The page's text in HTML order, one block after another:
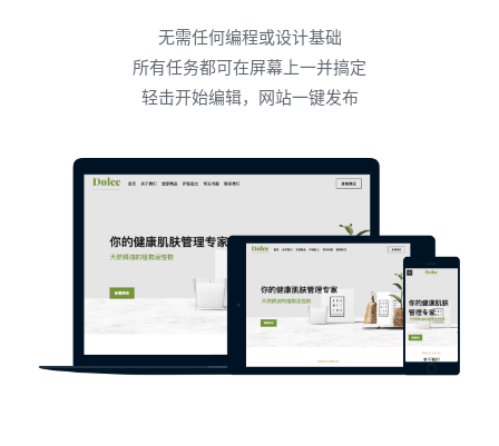
无需任何编程或设计基础
所有任务都可在屏幕上一并搞定
轻击开始编辑，网站一键发布